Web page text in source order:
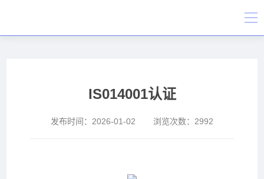
IS014001认证
发布时间： 2026-01-02 浏览次数： 2992